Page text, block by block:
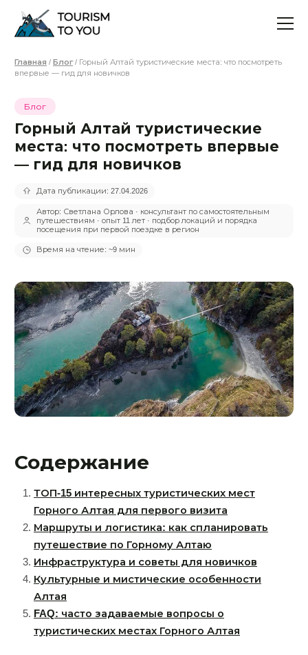
Главная / Блог/ Горный Алтай туристические места: что посмотреть
впервые — гид для новичков
Блог
Горный Алтай туристические
места: что посмотреть впервые
— гид для новичков
Дата публикации: 27.04.2026
Автор: Светлана Орлова · консультант по самостоятельным
путешествиям · опыт 11 лет · подбор локаций и порядка
посещения при первой поездке в регион
Время на чтение: ~9 мин
Содержание
ТОП-15 интересных туристических мест
Горного Алтая для первого визита
Маршруты и логистика: как спланировать
путешествие по Горному Алтаю
Инфраструктура и советы для новичков
Культурные и мистические особенности
Алтая
FAQ: часто задаваемые вопросы о
туристических местах Горного Алтая